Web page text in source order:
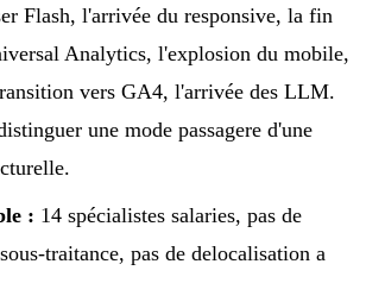
Flash, l'arrivée du responsive, la fin
Analytics, l'explosion du mobile,
vers GA4, l'arrivée des LLM.
une mode passagere d'une
: 14 spécialistes salaries, pas de
traitance, pas de delocalisation a